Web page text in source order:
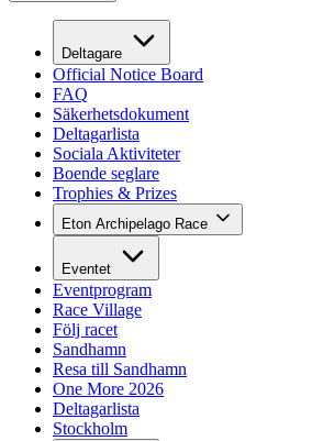
Deltagare
Official Notice Board
FAQ
Säkerhetsdokument
Deltagarlista
Sociala Aktiviteter
Boende seglare
Trophies & Prizes
Eton Archipelago Race
Eventet
Eventprogram
Race Village
Följ racet
Sandhamn
Resa till Sandhamn
One More 2026
Deltagarlista
Stockholm